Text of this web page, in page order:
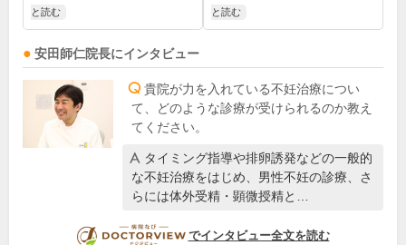
と読む
と読む
安田師仁院長にインタビュー
貴院が力を入れている不妊治療につい
て、どのような診療が受けられるのか教え
てください。
タイミング指導や排卵誘発などの一般的
な不妊治療をはじめ、男性不妊の診療、さ
らには体外受精・顕微授精と…
DOCTORVIEW
でインタビュー全文を読む